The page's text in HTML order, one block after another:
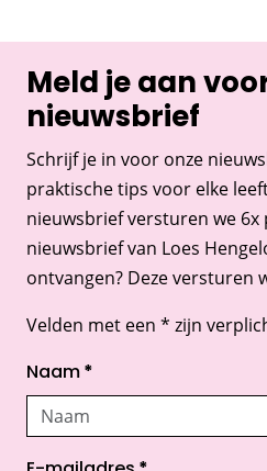
Meld je aan
nieuwsbrief
Schrijf je in voor onze
praktische tips voor elke
nieuwsbrief versturen we 6x
nieuwsbrief van Loes
ontvangen? Deze versturen
Velden met een * zijn
Naam *